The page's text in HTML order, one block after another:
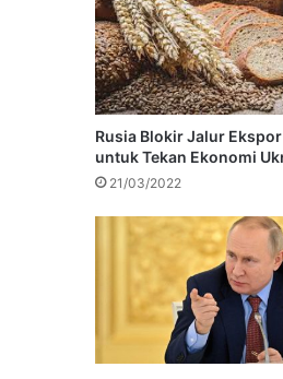
Rusia Blokir Jalur
untuk Tekan Ekonomi
21/03/2022